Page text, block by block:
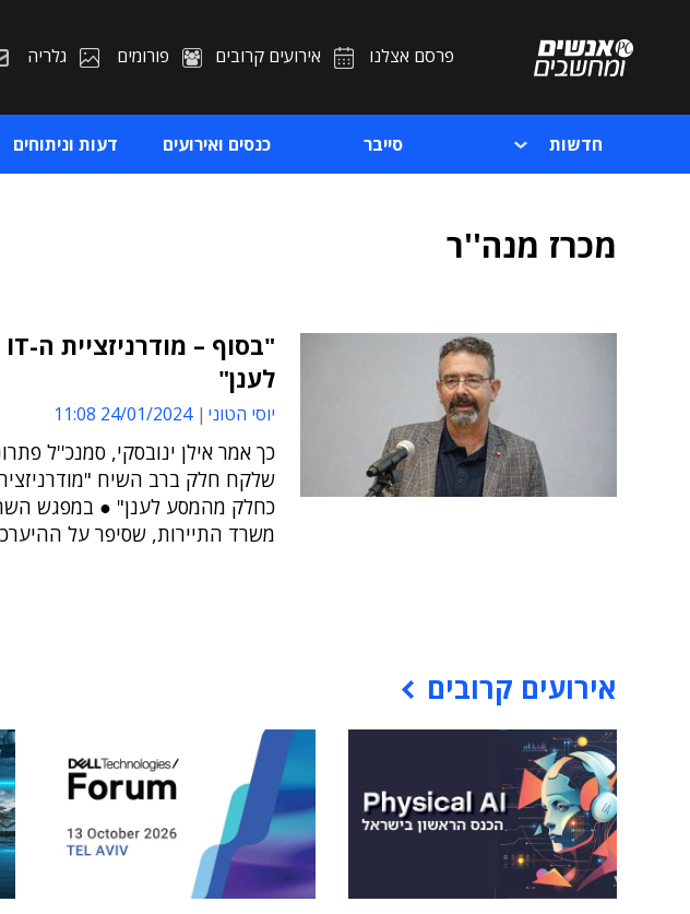
פרסם אצלנו אירועים קרובים פורומים גלריה
חדשות סייבר כנסים ואירועים דעות וניתוחים
מכרז מנה''ר
לענן"
יוסי הטוני 24/01/2024 11:08
כך אמר אילן ינובסקי, סמנכ''ל
משרד התיירות, שסיפר על
אירועים קרובים